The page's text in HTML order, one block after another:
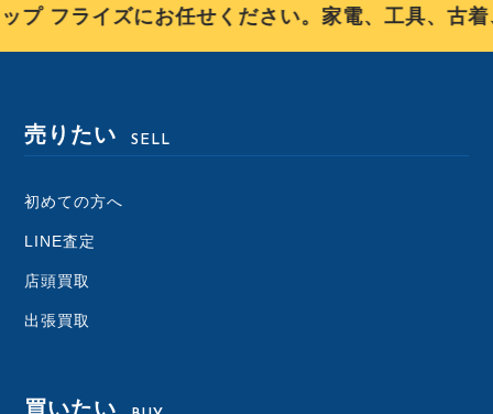
フライズにお任せください。家電、工具、古着
売りたい SELL
初めての方へ
LINE査定
店頭買取
出張買取
買いたい